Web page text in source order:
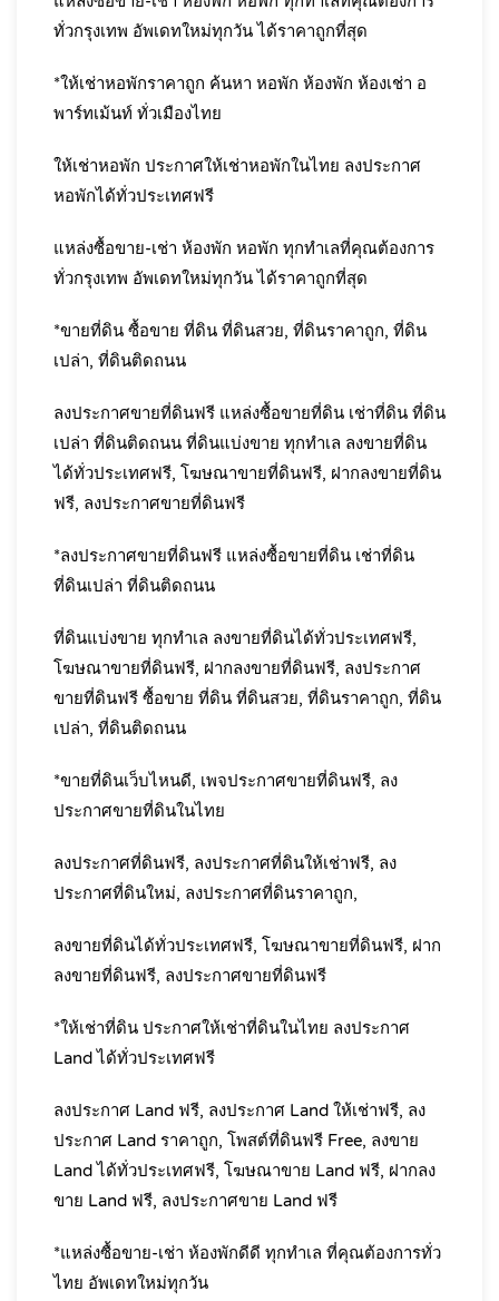
ทั่วกรุงเทพ อัพเดทใหม่ทุกวัน ได้ราคาถูกที่สุด
*ให้เช่าหอพักราคาถูก ค้นหา หอพัก ห้องพัก ห้องเช่า อ
พาร์ทเม้นท์ ทั่วเมืองไทย
ให้เช่าหอพัก ประกาศให้เช่าหอพักในไทย ลงประกาศ
หอพักได้ทั่วประเทศฟรี
แหล่งซื้อขาย-เช่า ห้องพัก หอพัก ทุกทำเลที่คุณต้องการ
ทั่วกรุงเทพ อัพเดทใหม่ทุกวัน ได้ราคาถูกที่สุด
*ขายที่ดิน ซื้อขาย ที่ดิน ที่ดินสวย, ที่ดินราคาถูก, ที่ดิน
เปล่า, ที่ดินติดถนน
ลงประกาศขายที่ดินฟรี แหล่งซื้อขายที่ดิน เช่าที่ดิน ที่ดิน
เปล่า ที่ดินติดถนน ที่ดินแบ่งขาย ทุกทำเล ลงขายที่ดิน
ได้ทั่วประเทศฟรี, โฆษณาขายที่ดินฟรี, ฝากลงขายที่ดิน
ฟรี, ลงประกาศขายที่ดินฟรี
*ลงประกาศขายที่ดินฟรี แหล่งซื้อขายที่ดิน เช่าที่ดิน
ที่ดินเปล่า ที่ดินติดถนน
ที่ดินแบ่งขาย ทุกทำเล ลงขายที่ดินได้ทั่วประเทศฟรี,
โฆษณาขายที่ดินฟรี, ฝากลงขายที่ดินฟรี, ลงประกาศ
ขายที่ดินฟรี ซื้อขาย ที่ดิน ที่ดินสวย, ที่ดินราคาถูก, ที่ดิน
เปล่า, ที่ดินติดถนน
*ขายที่ดินเว็บไหนดี, เพจประกาศขายที่ดินฟรี, ลง
ประกาศขายที่ดินในไทย
ลงประกาศที่ดินฟรี, ลงประกาศที่ดินให้เช่าฟรี, ลง
ประกาศที่ดินใหม่, ลงประกาศที่ดินราคาถูก,
ลงขายที่ดินได้ทั่วประเทศฟรี, โฆษณาขายที่ดินฟรี, ฝาก
ลงขายที่ดินฟรี, ลงประกาศขายที่ดินฟรี
*ให้เช่าที่ดิน ประกาศให้เช่าที่ดินในไทย ลงประกาศ
Land ได้ทั่วประเทศฟรี
ลงประกาศ Land ฟรี, ลงประกาศ Land ให้เช่าฟรี, ลง
ประกาศ Land ราคาถูก, โพสต์ที่ดินฟรี Free, ลงขาย
Land ได้ทั่วประเทศฟรี, โฆษณาขาย Land ฟรี, ฝากลง
ขาย Land ฟรี, ลงประกาศขาย Land ฟรี
*แหล่งซื้อขาย-เช่า ห้องพักดีดี ทุกทำเล ที่คุณต้องการทั่ว
ไทย อัพเดทใหม่ทุกวัน